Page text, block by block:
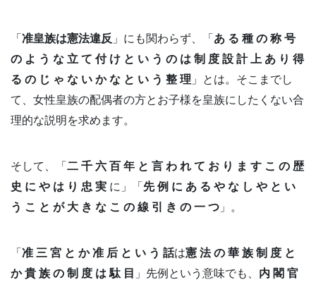
「 准皇族は憲法違反 」にも関わらず、「 あ る 種 の 称 号
の よ う な 立 て 付 け と い う の は 制 度 設 計 上 あ り 得
る の じ ゃ な い か な と い う 整 理 」とは。そこまでし
て、女性皇族の配偶者の方とお子様を皇族にしたくない合
理的な説明を求めます。
そして、「 二 千 六 百 年 と 言 わ れ て お り ま す こ の 歴
史 に や は り 忠 実 に」「 先 例 に あ る や な し や と い
う こ と が 大 き な こ の 線 引 き の 一 つ 」。
「 准 三 宮 と か 准 后 と い う 話は憲 法 の 華 族 制 度 と
か 貴 族 の 制 度 は 駄 目 」先例という意味でも、 内 閣 官